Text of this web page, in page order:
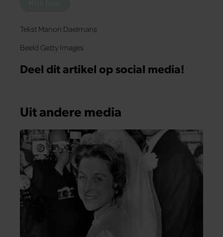
Tekst Manon Daelmans
Beeld Getty Images
Deel dit artikel op social media!
Uit andere media